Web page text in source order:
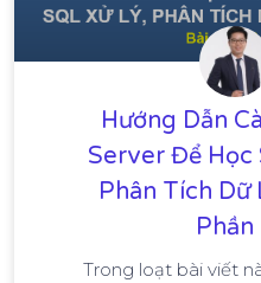
Hướng Dẫn
Server Để Học
Phân Tích Dữ
Phần
Trong loạt bài viết